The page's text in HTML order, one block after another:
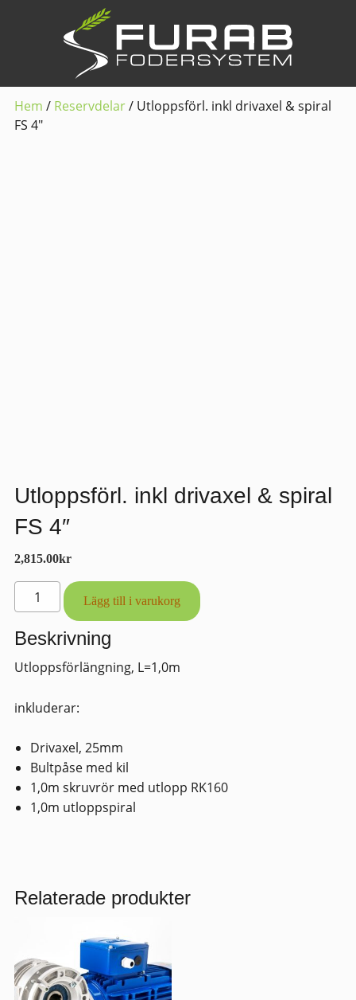
Hem / Reservdelar/ Utloppsförl. inkl drivaxel & spiral
FS 4″
Utloppsförl. inkl drivaxel & spiral
FS 4″
2,815.00kr
Utloppsförl.
inkl
drivaxel
&
spiral
4"
Lägg till i varukorg
Beskrivning
Utloppsförlängning, L=1,0m
inkluderar:
Drivaxel, 25mm
Bultpåse med kil
1,0m skruvrör med utlopp RK160
1,0m utloppspiral
Relaterade produkter